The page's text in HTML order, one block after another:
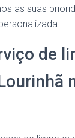
as suas
de